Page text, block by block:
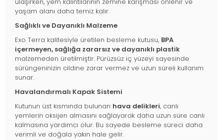
ulaşırken, yem kalıntılarının zemine karışması önlenir ve
yaşam alanı daha temiz kalır.
Sağlıklı ve Dayanıklı Malzeme
Exo Terra kalitesiyle üretilen besleme kutusu, BPA
içermeyen, sağlığa zararsız ve dayanıklı plastik
malzemeden üretilmiştir. Pürüzsüz iç yüzeyi sayesinde
sürüngeninizin cildine zarar vermez ve uzun süreli kullanım
sunar.
Havalandırmalı Kapak Sistemi
Kutunun üst kısmında bulunan hava delikleri, canlı
yemlerin oksijen almasını sağlayarak daha uzun süre canlı
kalmasına yardımcı olur. Bu sayede besleme süreci daha
verimli ve doğala yakın hale gelir.